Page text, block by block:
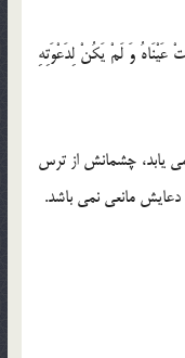
وَ لَمْ يَكُنْ لِدَعْوَتِهِ
يابد، چشمانش از ترس
مانعى نمى باشد.